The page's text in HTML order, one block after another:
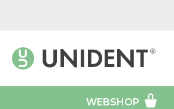
WEBSHOP